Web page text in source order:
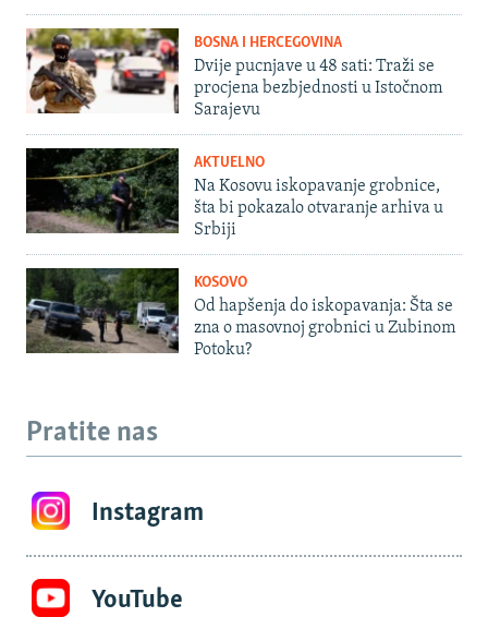
BOSNA I HERCEGOVINA
Dvije pucnjave u 48 sati: Traži se
procjena bezbjednosti u Istočnom
Sarajevu
AKTUELNO
Na Kosovu iskopavanje grobnice,
šta bi pokazalo otvaranje arhiva u
Srbiji
KOSOVO
Od hapšenja do iskopavanja: Šta se
zna o masovnoj grobnici u Zubinom
Potoku?
Pratite nas
Instagram
YouTube